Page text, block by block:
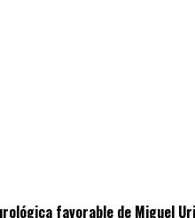
favorable de Miguel